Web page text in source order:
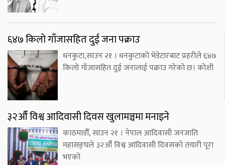
६४७ किलो गाँजासहित दुई जना पक्राउ
धनकुटा,साउन २१ । धनकुटाको भेडेटारबाट प्रहरीले ६४७
किलो गाँजासहित दुई जनालाई पक्राउ गरेको छ। कोशी
३२औँ विश्व आदिवासी दिवस खुलामञ्चमा मनाइने
काठमाडौँ, साउन २१ । नेपाल आदिवासी जनजाति
महासङ्घले ३२औँ विश्व आदिवासी दिवसको तयारी पूरा
भएको